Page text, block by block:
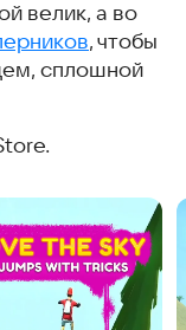
велик, а во
, чтобы
сплошной